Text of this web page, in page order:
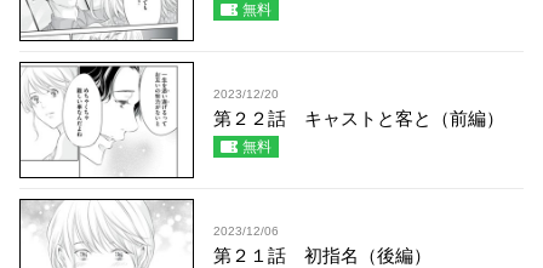
無料
2023/12/20
第２２話 キャストと客と（前編）
無料
2023/12/06
第２１話 初指名（後編）